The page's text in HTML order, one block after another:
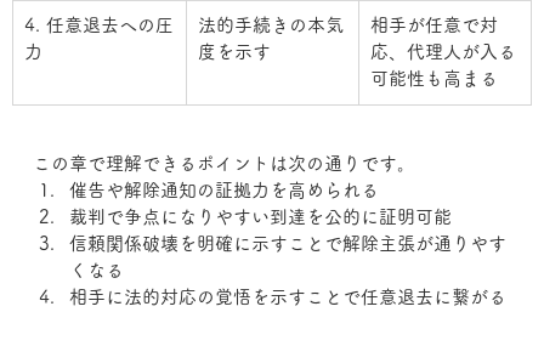
4. 任意退去への圧
力
法的手続きの本気
度を示す
相手が任意で対
応、代理人が入る
可能性も高まる
この章で理解できるポイントは次の通りです。
催告や解除通知の証拠力を高められる
裁判で争点になりやすい到達を公的に証明可能
信頼関係破壊を明確に示すことで解除主張が通りやす
くなる
相手に法的対応の覚悟を示すことで任意退去に繋がる